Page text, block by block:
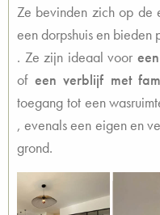
Ze bevinden zich op de
een dorpshuis en bieden
. Ze zijn ideaal voor
of een verblijf met
toegang tot een
, evenals een eigen en
grond.